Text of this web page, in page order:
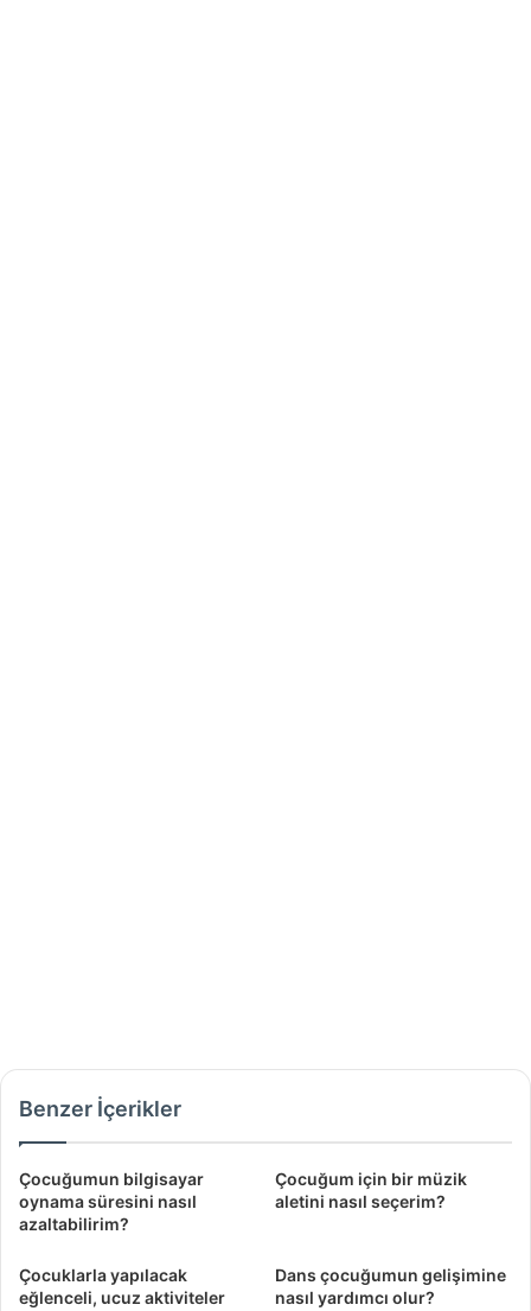
Benzer İçerikler
Çocuğumun bilgisayar
oynama süresini nasıl
azaltabilirim?
Çocuğum için bir müzik
aletini nasıl seçerim?
Çocuklarla yapılacak
eğlenceli, ucuz aktiviteler
Dans çocuğumun gelişimine
nasıl yardımcı olur?